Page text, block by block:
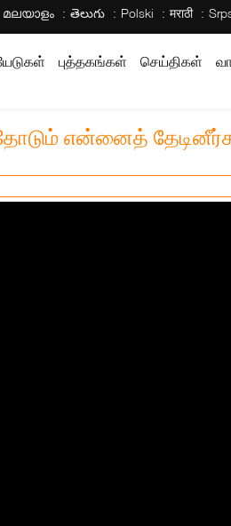
മലയാളം తెలుగు Polski मराठी
புத்தகங்கள் செய்திகள்
என்னைத்